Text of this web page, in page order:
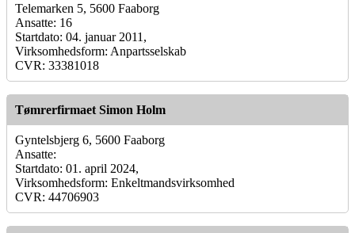
Telemarken 5, 5600 Faaborg
Ansatte: 16
Startdato: 04. januar 2011,
Virksomhedsform: Anpartsselskab
CVR: 33381018
Tømrerfirmaet Simon Holm
Gyntelsbjerg 6, 5600 Faaborg
Ansatte:
Startdato: 01. april 2024,
Virksomhedsform: Enkeltmandsvirksomhed
CVR: 44706903